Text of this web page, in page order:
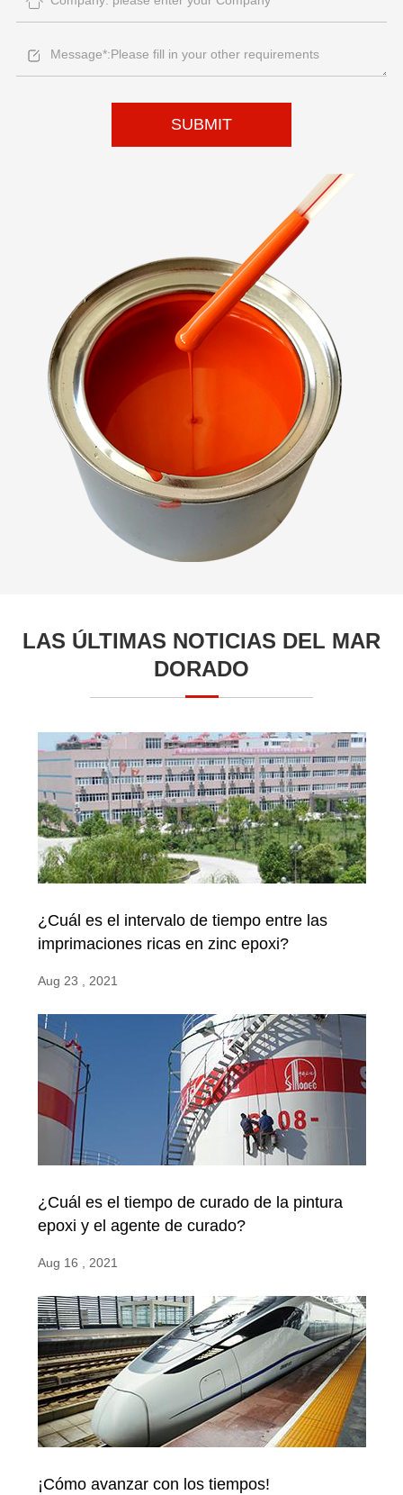
SUBMIT
LAS ÚLTIMAS NOTICIAS DEL MAR
DORADO
¿Cuál es el intervalo de tiempo entre las
imprimaciones ricas en zinc epoxi?
Aug 23 , 2021
¿Cuál es el tiempo de curado de la pintura
epoxi y el agente de curado?
Aug 16 , 2021
¡Cómo avanzar con los tiempos!